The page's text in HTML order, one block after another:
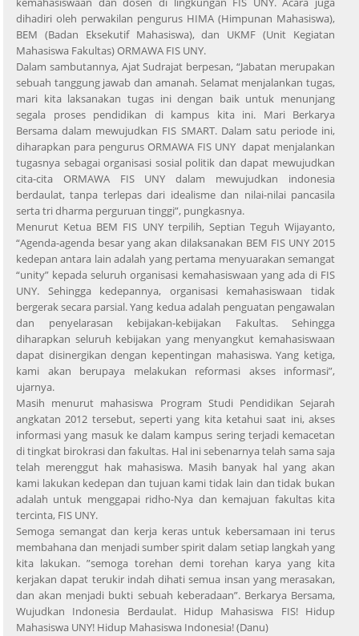
dihadiri oleh perwakilan pengurus HIMA (Himpunan Mahasiswa),
BEM (Badan Eksekutif Mahasiswa), dan UKMF (Unit Kegiatan
Mahasiswa Fakultas) ORMAWA FIS UNY.
Dalam sambutannya, Ajat Sudrajat berpesan, “Jabatan merupakan
sebuah tanggung jawab dan amanah. Selamat menjalankan tugas,
mari kita laksanakan tugas ini dengan baik untuk menunjang
segala proses pendidikan di kampus kita ini. Mari Berkarya
Bersama dalam mewujudkan FIS SMART. Dalam satu periode ini,
diharapkan para pengurus ORMAWA FIS UNY dapat menjalankan
tugasnya sebagai organisasi sosial politik dan dapat mewujudkan
cita-cita ORMAWA FIS UNY dalam mewujudkan indonesia
berdaulat, tanpa terlepas dari idealisme dan nilai-nilai pancasila
serta tri dharma perguruan tinggi”, pungkasnya.
Menurut Ketua BEM FIS UNY terpilih, Septian Teguh Wijayanto,
“Agenda-agenda besar yang akan dilaksanakan BEM FIS UNY 2015
kedepan antara lain adalah yang pertama menyuarakan semangat
“unity” kepada seluruh organisasi kemahasiswaan yang ada di FIS
UNY. Sehingga kedepannya, organisasi kemahasiswaan tidak
bergerak secara parsial. Yang kedua adalah penguatan pengawalan
dan penyelarasan kebijakan-kebijakan Fakultas. Sehingga
diharapkan seluruh kebijakan yang menyangkut kemahasiswaan
dapat disinergikan dengan kepentingan mahasiswa. Yang ketiga,
kami akan berupaya melakukan reformasi akses informasi”,
ujarnya.
Masih menurut mahasiswa Program Studi Pendidikan Sejarah
angkatan 2012 tersebut, seperti yang kita ketahui saat ini, akses
informasi yang masuk ke dalam kampus sering terjadi kemacetan
di tingkat birokrasi dan fakultas. Hal ini sebenarnya telah sama saja
telah merenggut hak mahasiswa. Masih banyak hal yang akan
kami lakukan kedepan dan tujuan kami tidak lain dan tidak bukan
adalah untuk menggapai ridho-Nya dan kemajuan fakultas kita
tercinta, FIS UNY.
Semoga semangat dan kerja keras untuk kebersamaan ini terus
membahana dan menjadi sumber spirit dalam setiap langkah yang
kita lakukan. ”semoga torehan demi torehan karya yang kita
kerjakan dapat terukir indah dihati semua insan yang merasakan,
dan akan menjadi bukti sebuah keberadaan”. Berkarya Bersama,
Wujudkan Indonesia Berdaulat. Hidup Mahasiswa FIS! Hidup
Mahasiswa UNY! Hidup Mahasiswa Indonesia! (Danu)